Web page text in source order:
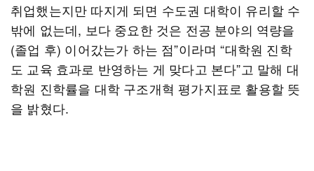
취업했는지만 따지게 되면 수도권 대학이 유리할 수
밖에 없는데, 보다 중요한 것은 전공 분야의 역량을
(졸업 후) 이어갔는가 하는 점”이라며 “대학원 진학
도 교육 효과로 반영하는 게 맞다고 본다”고 말해 대
학원 진학률을 대학 구조개혁 평가지표로 활용할 뜻
을 밝혔다.